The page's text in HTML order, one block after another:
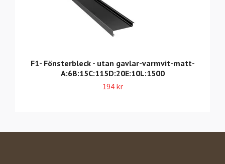
F1- Fönsterbleck - utan gavlar-varmvit-matt-
A:6B:15C:115D:20E:10L:1500
194 kr